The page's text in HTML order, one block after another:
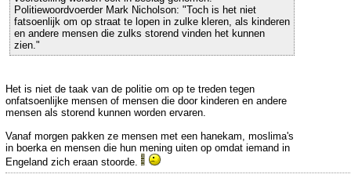
Politiewoordvoerder Mark Nicholson: "Toch is het niet
fatsoenlijk om op straat te lopen in zulke kleren, als kinderen
en andere mensen die zulks storend vinden het kunnen
zien."
Het is niet de taak van de politie om op te treden tegen
onfatsoenlijke mensen of mensen die door kinderen en andere
mensen als storend kunnen worden ervaren.
Vanaf morgen pakken ze mensen met een hanekam, moslima's
in boerka en mensen die hun mening uiten op omdat iemand in
Engeland zich eraan stoorde.